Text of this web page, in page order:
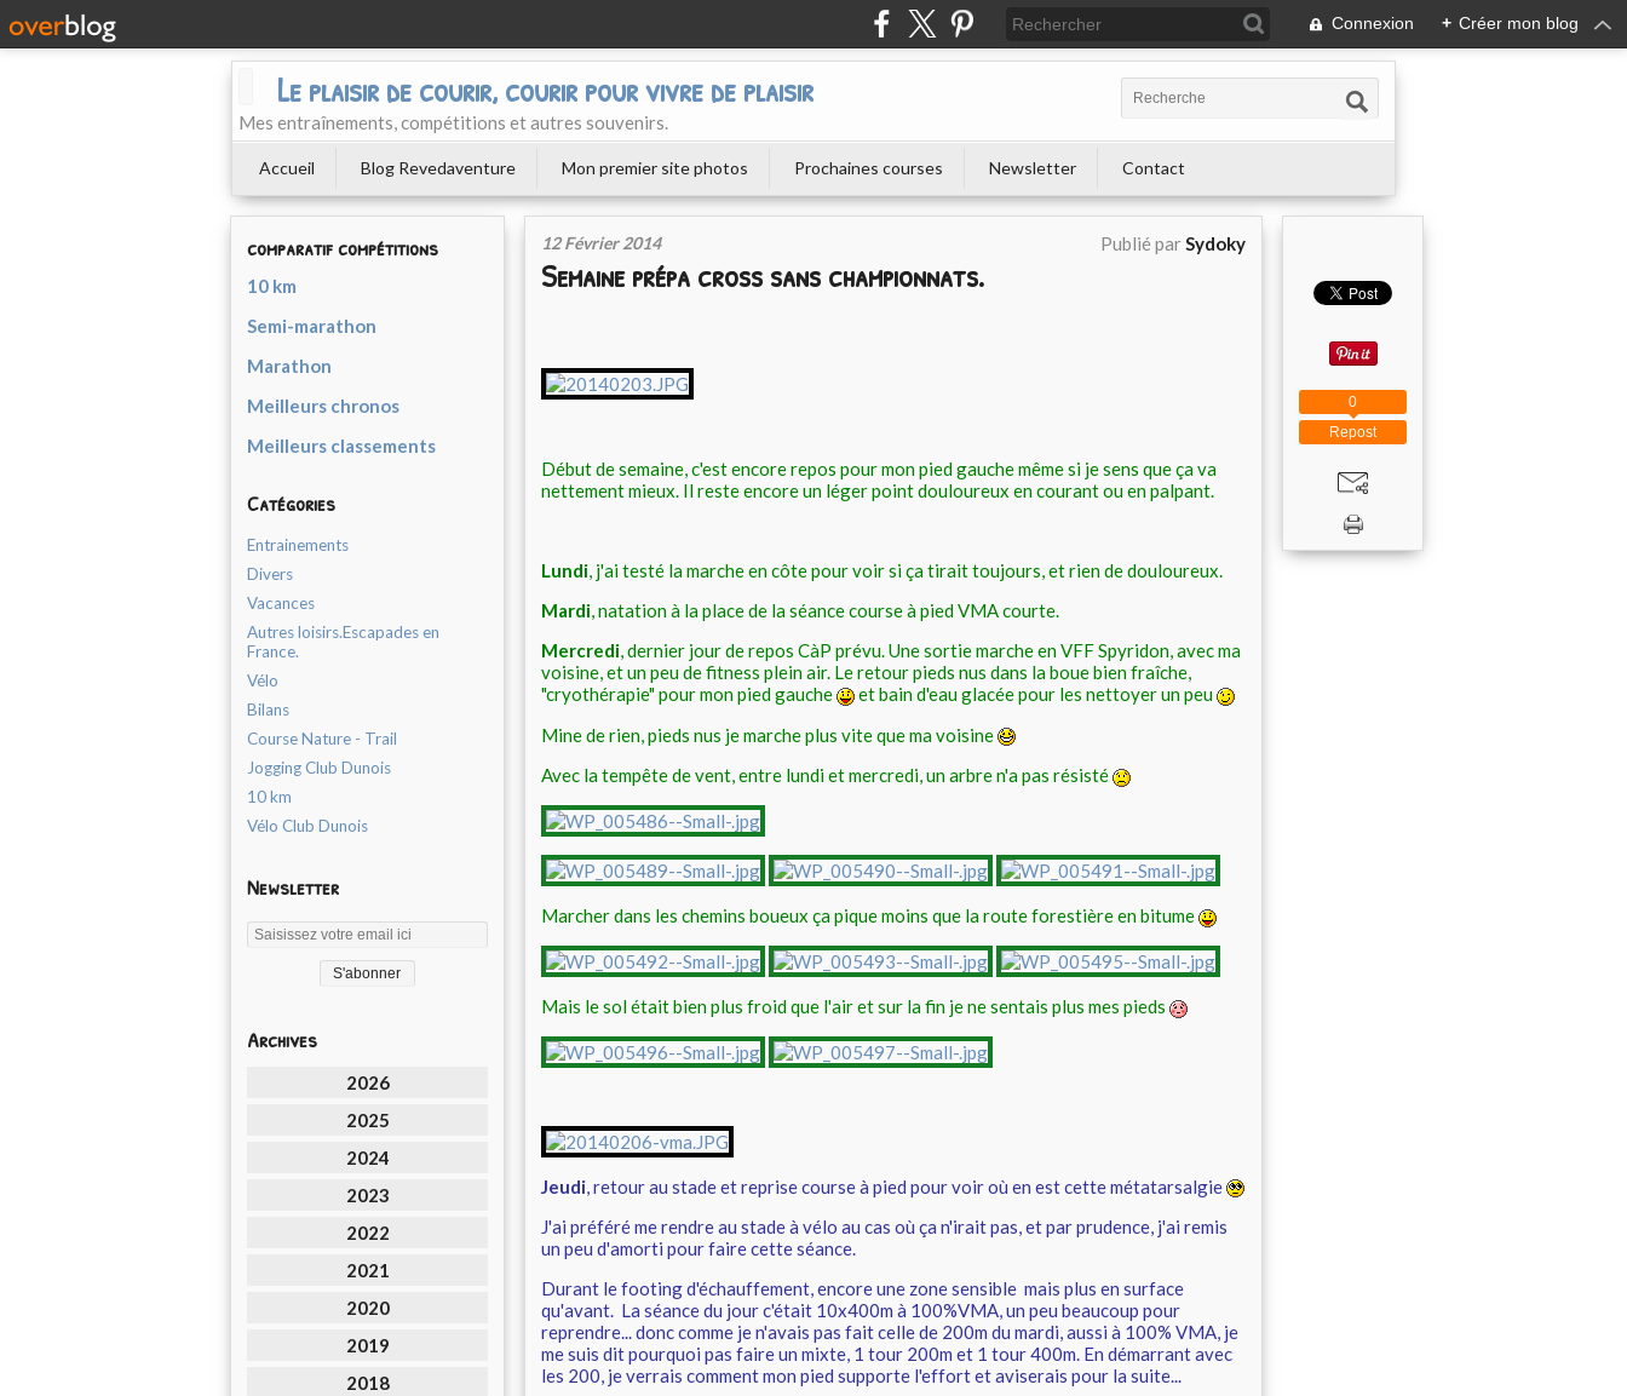
Connexion + Créer mon blog
Le plaisir de courir, courir pour vivre de plaisir
Mes entraînements, compétitions et autres souvenirs.
Accueil Blog Revedaventure Mon premier site photos Prochaines courses Newsletter Contact
comparatif compétitions
10 km
Semi-marathon
Marathon
Meilleurs chronos
Meilleurs classements
Catégories
Entrainements
Divers
Vacances
Autres loisirs.Escapades en
France.
Vélo
Bilans
Course Nature - Trail
Jogging Club Dunois
10 km
Vélo Club Dunois
Newsletter
Archives
2026
2025
2024
2023
2022
2021
2020
2019
2018
12 Février 2014 Publié parSydoky
Semaine prépa cross sans championnats.
Début de semaine, c'est encore repos pour mon pied gauche même si je sens que ça va
nettement mieux. Il reste encore un léger point douloureux en courant ou en palpant.
Lundi, j'ai testé la marche en côte pour voir si ça tirait toujours, et rien de douloureux.
Mardi, natation à la place de la séance course à pied VMA courte.
Mercredi, dernier jour de repos CàP prévu. Une sortie marche en VFF Spyridon, avec ma
voisine, et un peu de fitness plein air. Le retour pieds nus dans la boue bien fraîche,
"cryothérapie" pour mon pied gauche
et bain d'eau glacée pour les nettoyer un peu
Mine de rien, pieds nus je marche plus vite que ma voisine
Avec la tempête de vent, entre lundi et mercredi, un arbre n'a pas résisté
Marcher dans les chemins boueux ça pique moins que la route forestière en bitume
Mais le sol était bien plus froid que l'air et sur la fin je ne sentais plus mes pieds
Jeudi , retour au stade et reprise course à pied pour voir où en est cette métatarsalgie
J'ai préféré me rendre au stade à vélo au cas où ça n'irait pas, et par prudence, j'ai remis
un peu d'amorti pour faire cette séance.
Durant le footing d'échauffement, encore une zone sensible mais plus en surface
qu'avant. La séance du jour c'était 10x400m à 100%VMA, un peu beaucoup pour
reprendre... donc comme je n'avais pas fait celle de 200m du mardi, aussi à 100% VMA, je
me suis dit pourquoi pas faire un mixte, 1 tour 200m et 1 tour 400m. En démarrant avec
les 200, je verrais comment mon pied supporte l'effort et aviserais pour la suite...
Repost
0